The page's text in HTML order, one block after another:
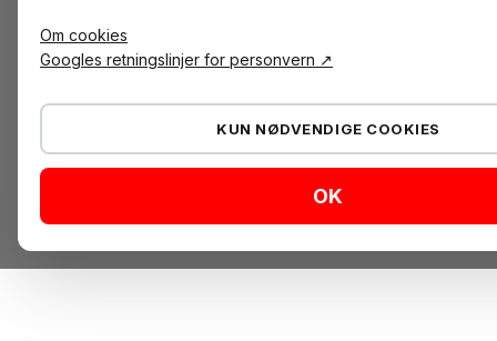
Om cookies
Googles retningslinjer for personvern ↗
KUN NØDVENDIGE COOKIES
OK